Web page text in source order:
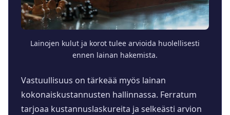
Lainojen kulut ja korot tulee arvioida huolellisesti
ennen lainan hakemista.
Vastuullisuus on tärkeää myös lainan
kokonaiskustannusten hallinnassa. Ferratum
tarjoaa kustannuslaskureita ja selkeästi arvion